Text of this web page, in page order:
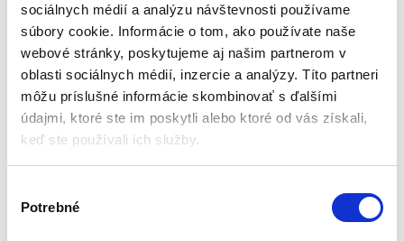
sociálnych médií a analýzu návštevnosti používame
súbory cookie. Informácie o tom, ako používate naše
webové stránky, poskytujeme aj našim partnerom v
oblasti sociálnych médií, inzercie a analýzy. Títo partneri
môžu príslušné informácie skombinovať s ďalšími
údajmi, ktoré ste im poskytli alebo ktoré od vás získali,
keď ste používali ich služby.
Potrebné
Aktuálne vypredané
13 svetelných režimov
Protišmyková
Rozhranie: USB
Vodeodolná
Rozmery: 80 / 30cm
13,65€
★★★★
Aktuálne vypredané
Vankúše
Opierka nôh
Nastaviteľné
Čierno-modré
99,75€